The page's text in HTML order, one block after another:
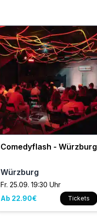
Comedyflash - Würzburg
Würzburg
Fr. 25.09. 19:30 Uhr
Ab 22.90€
Tickets